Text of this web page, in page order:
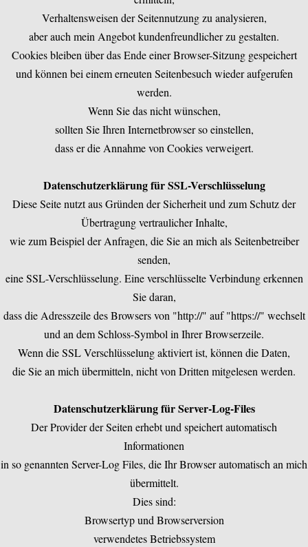
Verhaltensweisen der Seitennutzung zu analysieren,
aber auch mein Angebot kundenfreundlicher zu gestalten.
Cookies bleiben über das Ende einer Browser-Sitzung gespeichert
und können bei einem erneuten Seitenbesuch wieder aufgerufen
werden.
Wenn Sie das nicht wünschen,
sollten Sie Ihren Internetbrowser so einstellen,
dass er die Annahme von Cookies verweigert.
Datenschutzerklärung für SSL-Verschlüsselung
Diese Seite nutzt aus Gründen der Sicherheit und zum Schutz der
Übertragung vertraulicher Inhalte,
wie zum Beispiel der Anfragen, die Sie an mich als Seitenbetreiber
senden,
eine SSL-Verschlüsselung. Eine verschlüsselte Verbindung erkennen
Sie daran,
dass die Adresszeile des Browsers von "http://" auf "https://" wechselt
und an dem Schloss-Symbol in Ihrer Browserzeile.
Wenn die SSL Verschlüsselung aktiviert ist, können die Daten,
die Sie an mich übermitteln, nicht von Dritten mitgelesen werden.
Datenschutzerklärung für Server-Log-Files
Der Provider der Seiten erhebt und speichert automatisch
Informationen
in so genannten Server-Log Files, die Ihr Browser automatisch an mich
übermittelt.
Dies sind:
Browsertyp und Browserversion
verwendetes Betriebssystem